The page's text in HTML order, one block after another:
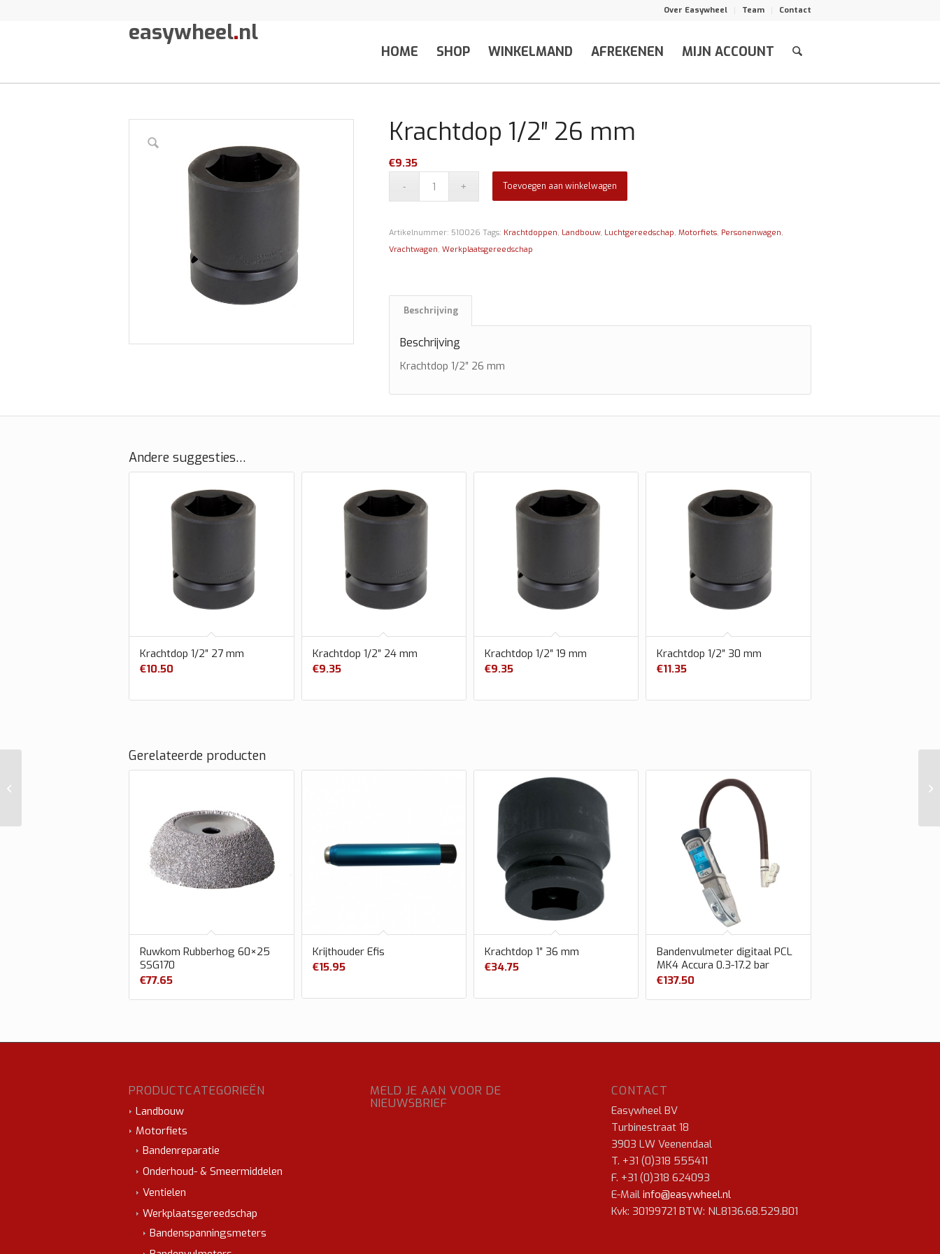
Over Easywheel Team Contact
easywheel.nl
HOME SHOP WINKELMAND AFREKENEN MIJN ACCOUNT
Krachtdop 1/2″ 26 mm
€9.35
Toevoegen aan winkelwagen
Artikelnummer: 510026 Tags: Krachtdoppen, Landbouw, Luchtgereedschap,Motorfiets, Personenwagen,
Vrachtwagen,Werkplaatsgereedschap
Beschrijving
Beschrijving
Krachtdop 1/2″ 26 mm
Andere suggesties…
Krachtdop 1/2″ 27 mm
€10.50
Krachtdop 1/2″ 24 mm
€9.35
Krachtdop 1/2″ 19 mm
€9.35
Krachtdop 1/2″ 30 mm
€11.35
Gerelateerde producten
Ruwkom Rubberhog 60×25
SSG170
€77.65
Krijthouder Efis
€15.95
Krachtdop 1″ 36 mm
€34.75
Bandenvulmeter digitaal PCL
MK4 Accura 0.3-17.2 bar
€137.50
PRODUCTCATEGORIEËN
Landbouw
Motorfiets
Bandenreparatie
Onderhoud- & Smeermiddelen
Ventielen
Werkplaatsgereedschap
Bandenspanningsmeters
MELD JE AAN VOOR DE
NIEUWSBRIEF
CONTACT
Easywheel BV
Turbinestraat 18
3903 LW Veenendaal
T. +31 (0)318 555411
F. +31 (0)318 624093
E-Mail info@easywheel.nl
Kvk: 30199721 BTW: NL8136.68.529.B01